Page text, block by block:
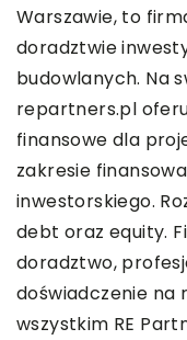
Warszawie, to
doradztwie
budowlanych. Na
repartners.pl
finansowe dla
zakresie
inwestorskiego.
debt oraz equity.
doradztwo,
doświadczenie na
wszystkim RE